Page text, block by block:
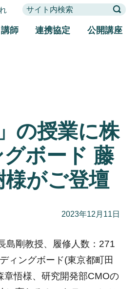
師 連携協定 公開講座
の授業に株
ボード 藤
がご登壇
2023年12月11日
島剛教授、履修人数：271
ィングボード(東京都町田
章悟様、研究開発部CMOの